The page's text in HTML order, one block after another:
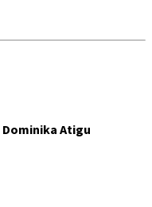
Dominika Atigu